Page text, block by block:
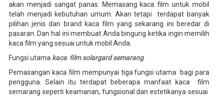
akan menjadi sangat panas. Memasang kaca film untuk mobil
telah menjadi kebutuhan umum. Akan tetapi terdapat banyak
pilihan jenis dan brand kaca film yang sekarang ini beredar di
pasaran. Dan hal ini membuat Anda bingung ketika ingin memilih
kaca film yang sesuai untuk mobil Anda.
Fungsi utama kaca film solargard semarang
Pemasangan kaca film mempunyai tiga fungsi utama bagi para
pengguna. Selain itu terdapat beberapa manfaat kaca film
semarang seperti keamanan, fungsional dan estetikanya sesuai